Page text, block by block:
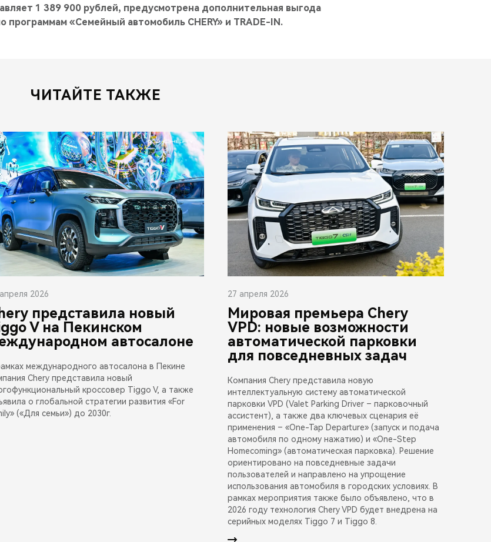
1 389 900 рублей, предусмотрена дополнительная выгода
программам «Семейный автомобиль CHERY» и TRADE-IN.
ЧИТАЙТЕ ТАКЖЕ
2026
представила новый
V на Пекинском
автосалоне
международного автосалона в Пекине
Chery представила новый
кроссовер Tiggo V, а также
о глобальной стратегии развития «For
(«Для семьи») до 2030г.
27 апреля 2026
Мировая премьера Chery
VPD: новые возможности
автоматической парковки
для повседневных задач
Компания Chery представила новую
интеллектуальную систему автоматической
парковки VPD (Valet Parking Driver – парковочный
ассистент), а также два ключевых сценария её
применения – «One-Tap Departure» (запуск и подача
автомобиля по одному нажатию) и «One-Step
Homecoming» (автоматическая парковка). Решение
ориентировано на повседневные задачи
пользователей и направлено на упрощение
использования автомобиля в городских условиях. В
рамках мероприятия также было объявлено, что в
2026 году технология Chery VPD будет внедрена на
серийных моделях Tiggo 7 и Tiggo 8.